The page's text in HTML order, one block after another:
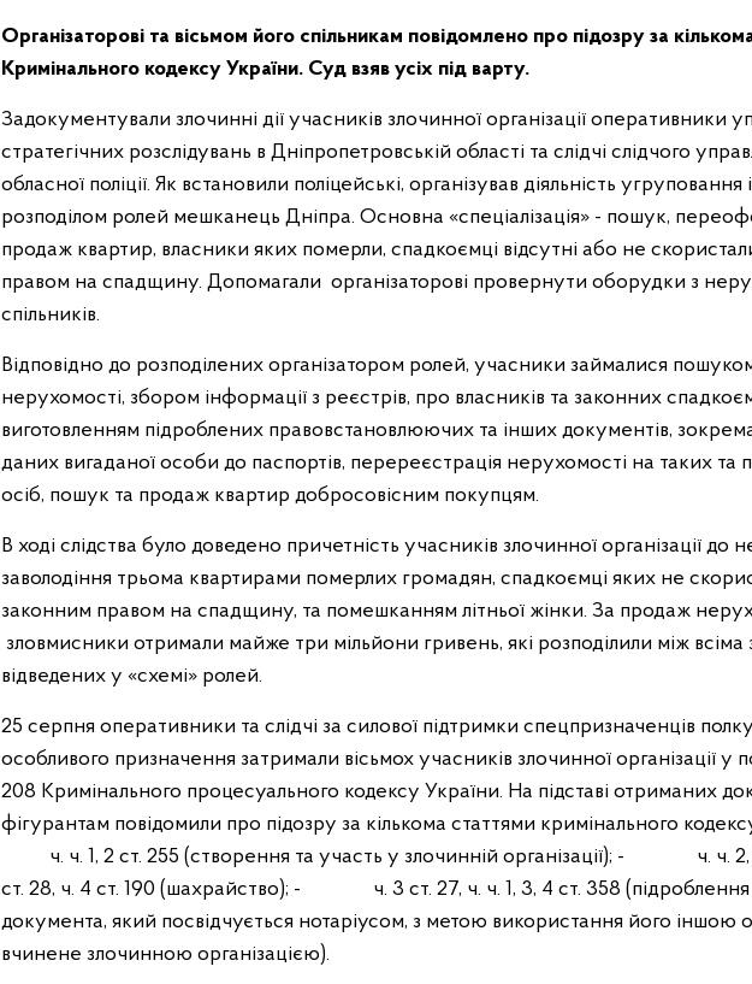
Організаторові та вісьмом його спільникам повідомлено про підозру за
Кримінального кодексу України. Суд взяв усіх під варту.
Задокументували злочинні дії учасників злочинної організації оперативники
стратегічних розслідувань в Дніпропетровській області та слідчі слідчого
обласної поліції. Як встановили поліцейські, організував діяльність угруповання
розподілом ролей мешканець Дніпра. Основна «спеціалізація» - пошук,
продаж квартир, власники яких померли, спадкоємці відсутні або не
правом на спадщину. Допомагали організаторові провернути оборудки з
спільників.
Відповідно до розподілених організатором ролей, учасники займалися
нерухомості, збором інформації з реєстрів, про власників та законних
виготовленням підроблених правовстановлюючих та інших документів,
даних вигаданої особи до паспортів, перереєстрація нерухомості на таких та
осіб, пошук та продаж квартир добросовісним покупцям.
В ході слідства було доведено причетність учасників злочинної організації до
заволодіння трьома квартирами померлих громадян, спадкоємці яких не
законним правом на спадщину, та помешканням літньої жінки. За продаж
зловмисники отримали майже три мільйони гривень, які розподілили між всіма
відведених у «схемі» ролей.
25 серпня оперативники та слідчі за силової підтримки спецпризначенців полку
особливого призначення затримали вісьмох учасників злочинної організації у
208 Кримінального процесуального кодексу України. На підставі отриманих
фігурантам повідомили про підозру за кількома статтями кримінального
ч. ч. 1, 2 ст. 255 (створення та участь у злочинній організації); - ч. ч. 2, 3
ст. 28, ч. 4 ст. 190 (шахрайство); - ч. 3 ст. 27, ч. ч. 1, 3, 4 ст. 358 (підроблення
документа, який посвідчується нотаріусом, з метою використання його іншою
вчинене злочинною організацією).